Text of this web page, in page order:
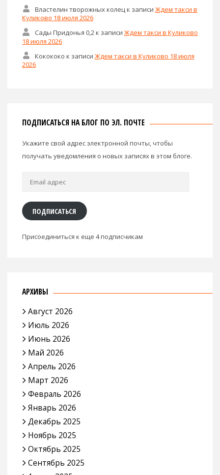
Властелин творожных колец к записи Ждем такси в
Куликово 18 июля 2026
Сады Придонья 0,2к записи Ждем такси в Куликово
18 июля 2026
Кокококо к записи Ждем такси в Куликово 18 июля
2026
ПОДПИСАТЬСЯ НА БЛОГ ПО ЭЛ. ПОЧТЕ
Укажите свой адрес электронной почты, чтобы
получать уведомления о новых записях в этом блоге.
Email
ПОДПИСАТЬСЯ
Присоединиться к еще 4 подписчикам
АРХИВЫ
Август 2026
Июль 2026
Июнь 2026
Май 2026
Апрель 2026
Март 2026
Февраль 2026
Январь 2026
Декабрь 2025
Ноябрь 2025
Октябрь 2025
Сентябрь 2025